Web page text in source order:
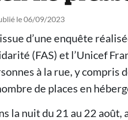
le 06/09/2023
d’une enquête
(FAS) et l’Unicef
à la rue, y compris
de places en
la nuit du 21 au 22 août,